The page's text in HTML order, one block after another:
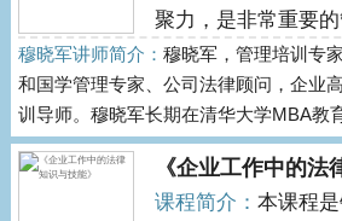
聚力，是非常重要
穆晓军讲师简介： 穆晓军，管理培训专
和国学管理专家、公司法律顾问，企业
训导师。穆晓军长期在清华大学MBA教
《企业工作中的法
课程简介：本课程